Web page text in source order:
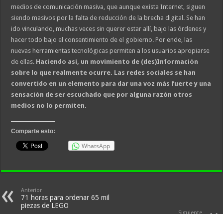
medios de comunicación masiva, que aunque exista Internet, siguen
siendo masivos por la falta de reducción de la brecha digital. Se han
ido vinculando, muchas veces sin querer estar allí, bajo las órdenes y
hacer todo bajo el consentimiento de el gobierno. Por ende, las
nuevas herramientas tecnológicas permiten a los usuarios apropiarse
de ellas. Haciendo así, un movimiento de (des)Información
sobre lo que realmente ocurre. Las redes sociales se han
convertido en un elemento para dar una voz más fuerte y una
sensación de ser escuchado que por alguna razón otros
medios no lo permiten.
Comparte esto:
WhatsApp
Anterior
71 horas para ordenar 65 mil
piezas de LEGO
Siguiente